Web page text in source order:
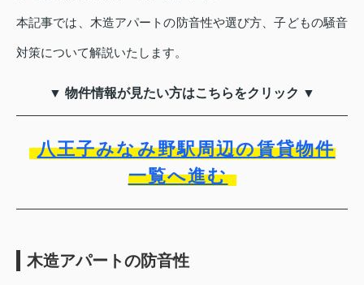
本記事では、木造アパートの防音性や選び方、子どもの騒音
対策について解説いたします。
▼ 物件情報が見たい方はこちらをクリック ▼
八王子みなみ野駅周辺の賃貸物件
一覧へ進む
木造アパートの防音性